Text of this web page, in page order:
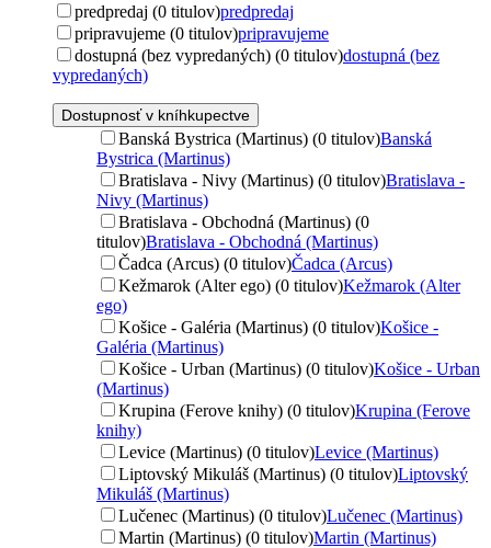
predpredaj (0 titulov)predpredaj
pripravujeme (0 titulov)pripravujeme
dostupná (bez vypredaných) (0 titulov)dostupná (bez
vypredaných)
Dostupnosť v kníhkupectve
Banská Bystrica (Martinus) (0 titulov)Banská
Bystrica (Martinus)
Bratislava - Nivy (Martinus) (0 titulov)Bratislava -
Nivy (Martinus)
Bratislava - Obchodná (Martinus) (0
titulov)Bratislava - Obchodná (Martinus)
Čadca (Arcus) (0 titulov)Čadca (Arcus)
Kežmarok (Alter ego) (0 titulov)Kežmarok (Alter
ego)
Košice - Galéria (Martinus) (0 titulov)Košice -
Galéria (Martinus)
Košice - Urban (Martinus) (0 titulov)Košice - Urban
(Martinus)
Krupina (Ferove knihy) (0 titulov)Krupina (Ferove
knihy)
Levice (Martinus) (0 titulov)Levice (Martinus)
Liptovský Mikuláš (Martinus) (0 titulov)Liptovský
Mikuláš (Martinus)
Lučenec (Martinus) (0 titulov)Lučenec (Martinus)
Martin (Martinus) (0 titulov)Martin (Martinus)